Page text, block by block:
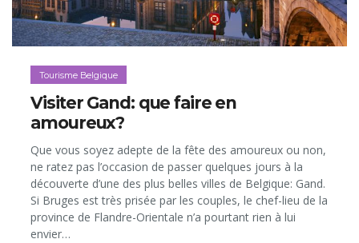
Tourisme Belgique
Visiter Gand: que faire en
amoureux?
Que vous soyez adepte de la fête des amoureux ou non,
ne ratez pas l’occasion de passer quelques jours à la
découverte d’une des plus belles villes de Belgique: Gand.
Si Bruges est très prisée par les couples, le chef-lieu de la
province de Flandre-Orientale n’a pourtant rien à lui
envier…